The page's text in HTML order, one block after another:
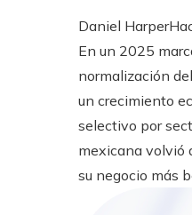
Daniel Harper
En un 2025
normalización
un crecimiento
selectivo por
mexicana volvió
su negocio más